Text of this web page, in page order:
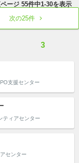
ージ 55件中1-30を表示
次の25件
3
支援センター
ティアセンター
センター